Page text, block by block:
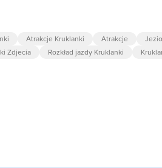
Atrakcje Kruklanki Atrakcje
Zdjecia Rozkład jazdy Kruklanki